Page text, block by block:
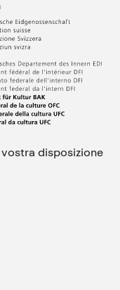
disposizione